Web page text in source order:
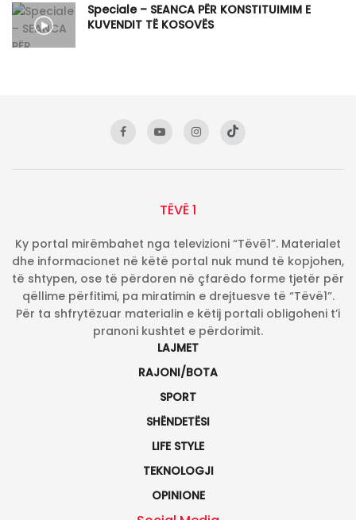
Speciale – SEANCA PËR KONSTITUIMIM E
KUVENDIT TË KOSOVËS
TËVË 1
Ky portal mirëmbahet nga televizioni “Tëvë1”. Materialet
dhe informacionet në këtë portal nuk mund të kopjohen,
të shtypen, ose të përdoren në çfarëdo forme tjetër për
qëllime përfitimi, pa miratimin e drejtuesve të “Tëvë1”.
Për ta shfrytëzuar materialin e këtij portali obligoheni t’i
pranoni kushtet e përdorimit.
LAJMET
RAJONI/BOTA
SPORT
SHËNDETËSI
LIFE STYLE
TEKNOLOGJI
OPINIONE